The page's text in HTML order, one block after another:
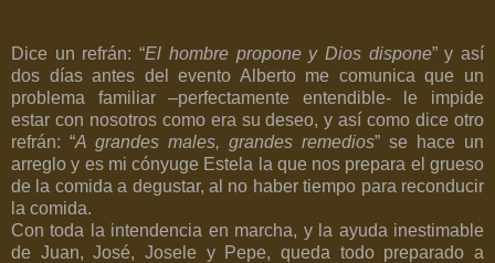
Dice un refrán: “El hombre propone y Dios dispone” y así
dos días antes del evento Alberto me comunica que un
problema familiar –perfectamente entendible- le impide
estar con nosotros como era su deseo, y así como dice otro
refrán: “A grandes males, grandes remedios” se hace un
arreglo y es mi cónyuge Estela la que nos prepara el grueso
de la comida a degustar, al no haber tiempo para reconducir
la comida.
Con toda la intendencia en marcha, y la ayuda inestimable
de Juan, José, Josele y Pepe, queda todo preparado a